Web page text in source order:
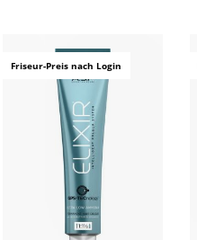
Friseur-Preis nach Login